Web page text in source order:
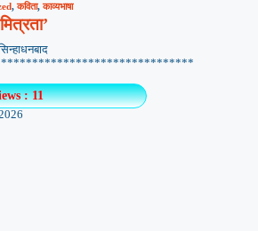
,कविता,काव्यभाषा
: 11